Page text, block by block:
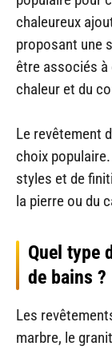
chaleureux
proposant une
être associés à
chaleur et du
Le revêtement
choix
styles et de
la pierre ou du
Quel type
de bains ?
Les
marbre, le